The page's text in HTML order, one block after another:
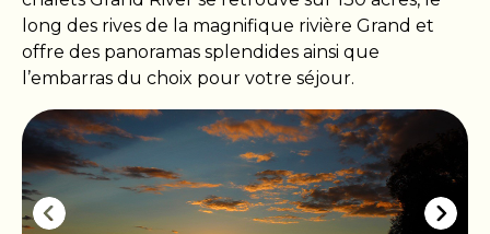
long des rives de la magnifique rivière Grand et
offre des panoramas splendides ainsi que
l’embarras du choix pour votre séjour.